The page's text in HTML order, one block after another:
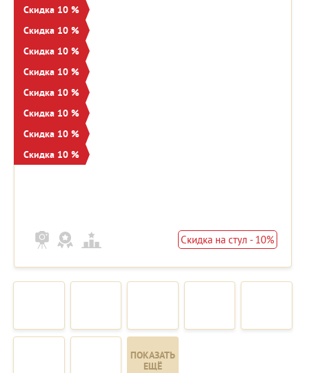
Скидка 10 %
Скидка 10 %
Скидка 10 %
Скидка 10 %
Скидка 10 %
Скидка 10 %
Скидка 10 %
Скидка 10 %
Скидка на стул - 10%
ПОКАЗАТЬ
ЕЩЁ